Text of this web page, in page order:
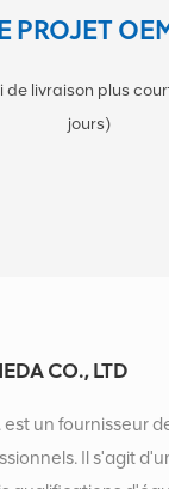
PROJET
de livraison plus
jours)
CO., LTD
est un fournisseur
Il s'agit